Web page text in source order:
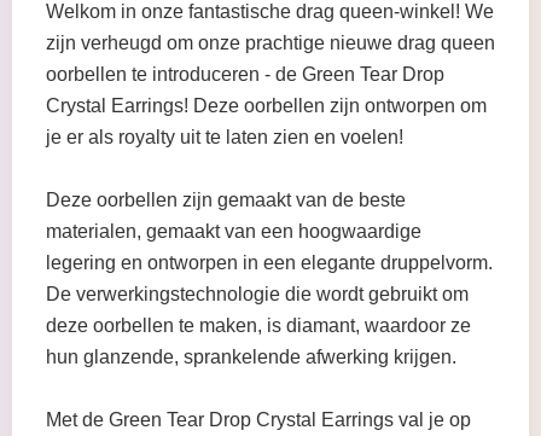
Welkom in onze fantastische drag queen-winkel! We
zijn verheugd om onze prachtige nieuwe drag queen
oorbellen te introduceren - de Green Tear Drop
Crystal Earrings! Deze oorbellen zijn ontworpen om
je er als royalty uit te laten zien en voelen!
Deze oorbellen zijn gemaakt van de beste
materialen, gemaakt van een hoogwaardige
legering en ontworpen in een elegante druppelvorm.
De verwerkingstechnologie die wordt gebruikt om
deze oorbellen te maken, is diamant, waardoor ze
hun glanzende, sprankelende afwerking krijgen.
Met de Green Tear Drop Crystal Earrings val je op